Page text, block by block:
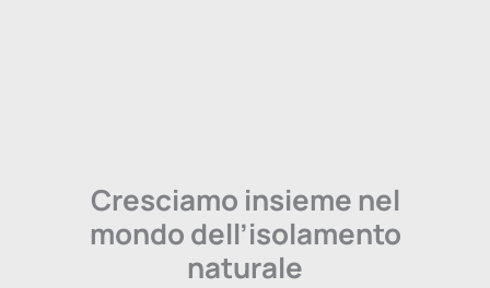
Cresciamo insieme nel
mondo dell’isolamento
naturale